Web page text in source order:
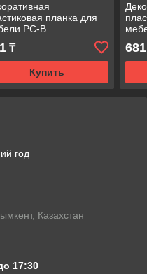
планка для
РС-B
₸
Купить
681
год
Казахстан
17:30